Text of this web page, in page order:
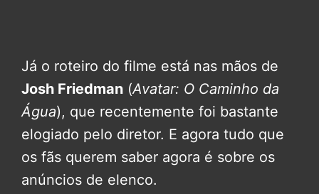
Já o roteiro do filme está nas mãos de
Josh Friedman (Avatar: O Caminho da
Água), que recentemente foi bastante
elogiado pelo diretor. E agora tudo que
os fãs querem saber agora é sobre os
anúncios de elenco.